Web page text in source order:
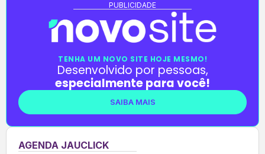
PUBLICIDADE
TENHA UM NOVO SITE HOJE MESMO!
Desenvolvido por pessoas,
especialmente para você!
SAIBA MAIS
AGENDA JAUCLICK